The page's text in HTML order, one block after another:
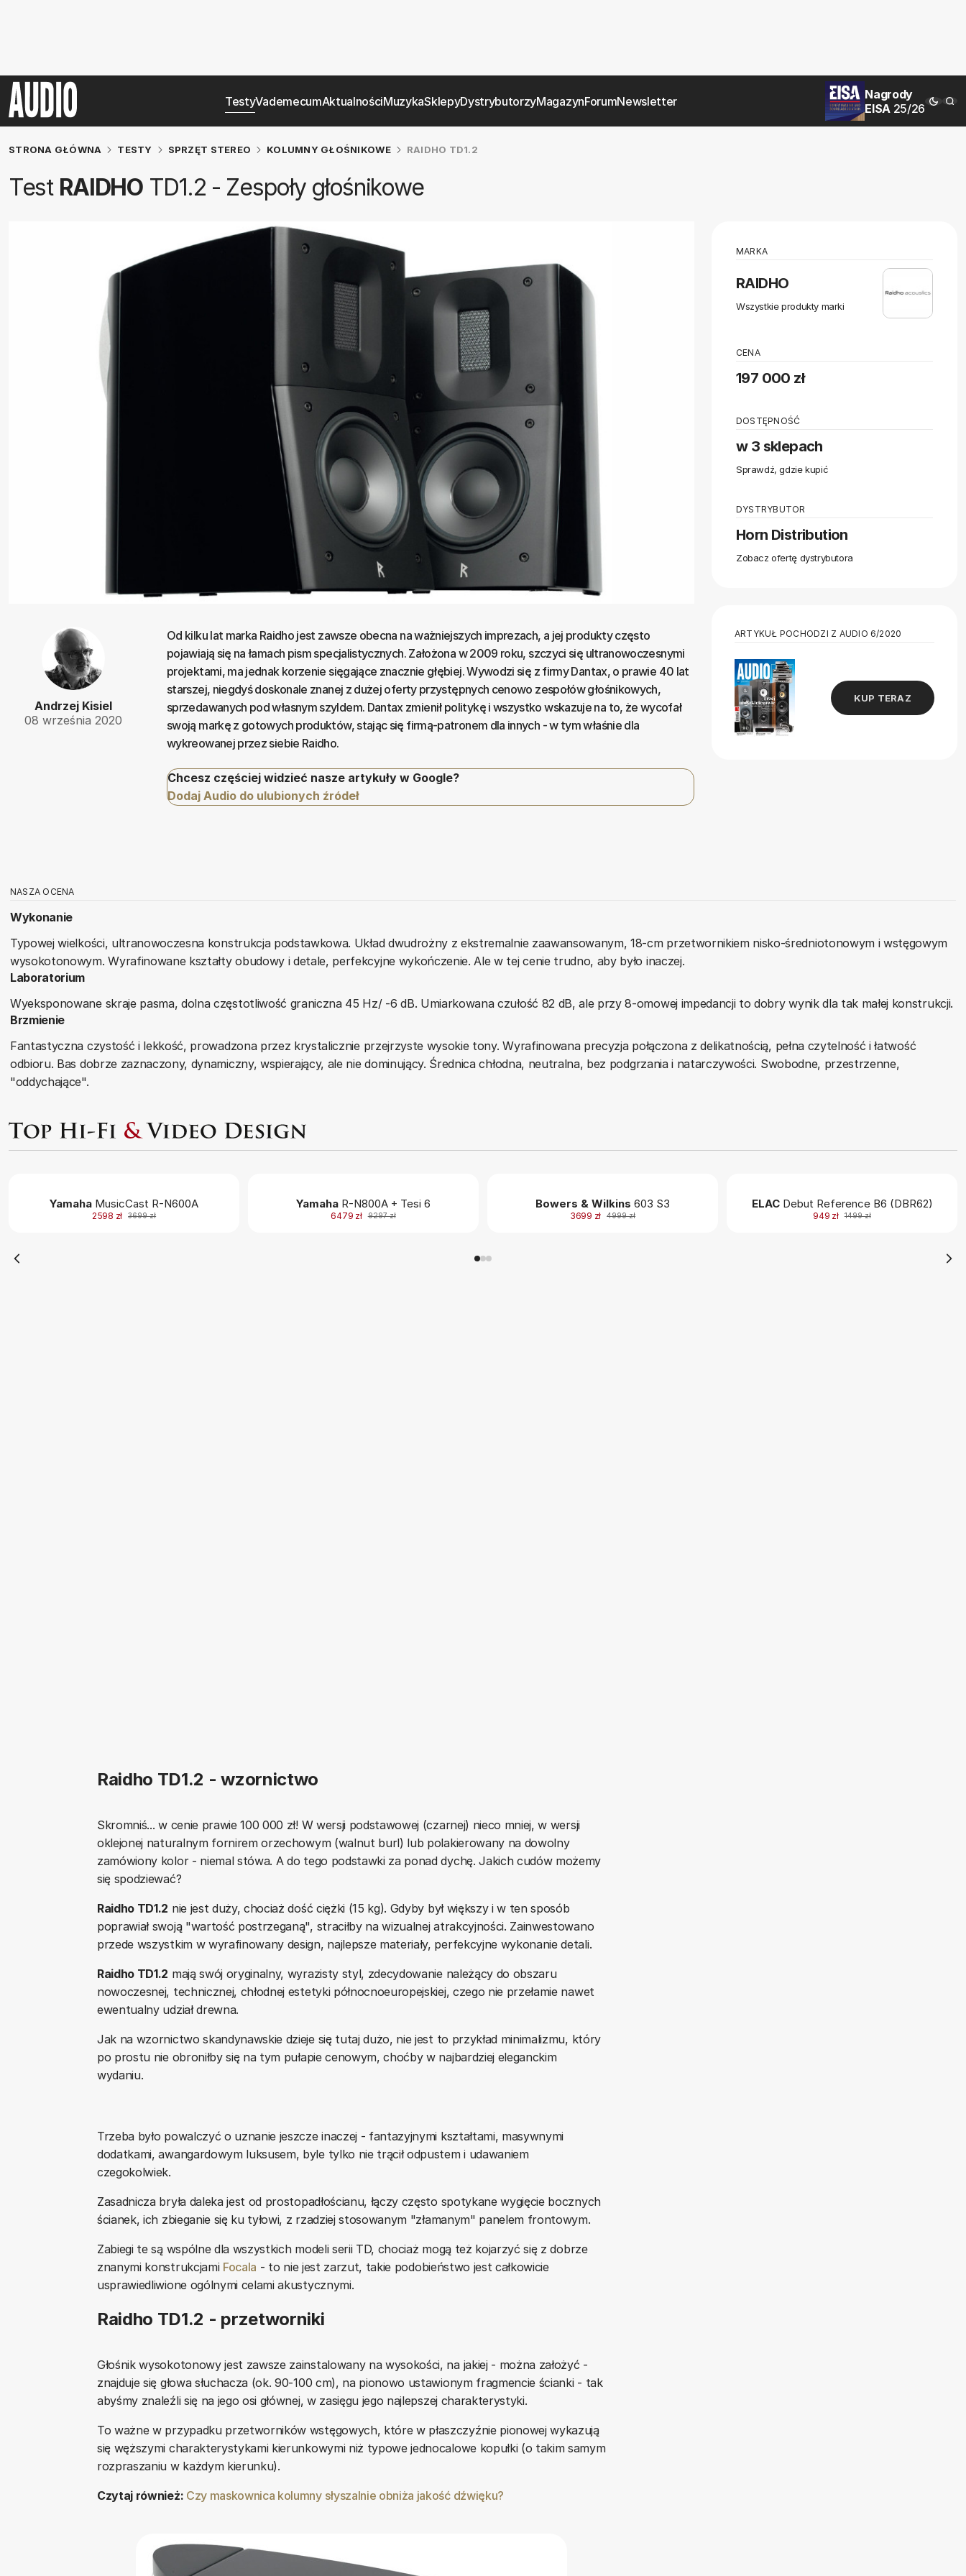
TestyVademecumAktualnościMuzykaSklepyDystrybutorzyMagazynForumNewsletter
Nagrody
EISA 25/26
STRONA GŁÓWNA TESTY SPRZĘT STEREO KOLUMNY GŁOŚNIKOWE RAIDHO TD1.2
Test RAIDHOTD1.2 - Zespoły głośnikowe
Andrzej Kisiel
08 września 2020
Od kilku lat marka Raidho jest zawsze obecna na ważniejszych imprezach, a jej produkty często
pojawiają się na łamach pism specjalistycznych. Założona w 2009 roku, szczyci się ultranowoczesnymi
projektami, ma jednak korzenie sięgające znacznie głębiej. Wywodzi się z firmy Dantax, o prawie 40 lat
starszej, niegdyś doskonale znanej z dużej oferty przystępnych cenowo zespołów głośnikowych,
sprzedawanych pod własnym szyldem. Dantax zmienił politykę i wszystko wskazuje na to, że wycofał
swoją markę z gotowych produktów, stając się firmą-patronem dla innych - w tym właśnie dla
wykreowanej przez siebie Raidho.
Chcesz częściej widzieć nasze artykuły w Google?
Dodaj Audio do ulubionych źródeł
MARKA
RAIDHO
Wszystkie produkty marki
CENA
197 000 zł
DOSTĘPNOŚĆ
w 3 sklepach
Sprawdź, gdzie kupić
DYSTRYBUTOR
Horn Distribution
Zobacz ofertę dystrybutora
ARTYKUŁ POCHODZI Z AUDIO 6/2020
KUP TERAZ
NASZA OCENA
Wykonanie
Typowej wielkości, ultranowoczesna konstrukcja podstawkowa. Układ dwudrożny z ekstremalnie zaawansowanym, 18-cm przetwornikiem nisko-średniotonowym i wstęgowym
wysokotonowym. Wyrafinowane kształty obudowy i detale, perfekcyjne wykończenie. Ale w tej cenie trudno, aby było inaczej.
Laboratorium
Wyeksponowane skraje pasma, dolna częstotliwość graniczna 45 Hz/ -6 dB. Umiarkowana czułość 82 dB, ale przy 8-omowej impedancji to dobry wynik dla tak małej konstrukcji.
Brzmienie
Fantastyczna czystość i lekkość, prowadzona przez krystalicznie przejrzyste wysokie tony. Wyrafinowana precyzja połączona z delikatnością, pełna czytelność i łatwość
odbioru. Bas dobrze zaznaczony, dynamiczny, wspierający, ale nie dominujący. Średnica chłodna, neutralna, bez podgrzania i natarczywości. Swobodne, przestrzenne,
"oddychające".
Yamaha MusicCast R-N600A
2598 zł 3699 zł
Yamaha R-N800A + Tesi 6
6479 zł 9297 zł
Bowers & Wilkins 603 S3
3699 zł 4999 zł
ELACDebut Reference B6 (DBR62)
949 zł 1499 zł
Raidho TD1.2 - wzornictwo
Skromniś... w cenie prawie 100 000 zł! W wersji podstawowej (czarnej) nieco mniej, w wersji
oklejonej naturalnym fornirem orzechowym (walnut burl) lub polakierowany na dowolny
zamówiony kolor - niemal stówa. A do tego podstawki za ponad dychę. Jakich cudów możemy
się spodziewać?
Raidho TD1.2 nie jest duży, chociaż dość ciężki (15 kg). Gdyby był większy i w ten sposób
poprawiał swoją "wartość postrzeganą", straciłby na wizualnej atrakcyjności. Zainwestowano
przede wszystkim w wyrafinowany design, najlepsze materiały, perfekcyjne wykonanie detali.
Raidho TD1.2 mają swój oryginalny, wyrazisty styl, zdecydowanie należący do obszaru
nowoczesnej, technicznej, chłodnej estetyki północnoeuropejskiej, czego nie przełamie nawet
ewentualny udział drewna.
Jak na wzornictwo skandynawskie dzieje się tutaj dużo, nie jest to przykład minimalizmu, który
po prostu nie obroniłby się na tym pułapie cenowym, choćby w najbardziej eleganckim
wydaniu.
Trzeba było powalczyć o uznanie jeszcze inaczej - fantazyjnymi kształtami, masywnymi
dodatkami, awangardowym luksusem, byle tylko nie trącił odpustem i udawaniem
czegokolwiek.
Zasadnicza bryła daleka jest od prostopadłościanu, łączy często spotykane wygięcie bocznych
ścianek, ich zbieganie się ku tyłowi, z rzadziej stosowanym "złamanym" panelem frontowym.
Zabiegi te są wspólne dla wszystkich modeli serii TD, chociaż mogą też kojarzyć się z dobrze
znanymi konstrukcjami Focala - to nie jest zarzut, takie podobieństwo jest całkowicie
usprawiedliwione ogólnymi celami akustycznymi.
Raidho TD1.2 - przetworniki
Głośnik wysokotonowy jest zawsze zainstalowany na wysokości, na jakiej - można założyć -
znajduje się głowa słuchacza (ok. 90-100 cm), na pionowo ustawionym fragmencie ścianki - tak
abyśmy znaleźli się na jego osi głównej, w zasięgu jego najlepszej charakterystyki.
To ważne w przypadku przetworników wstęgowych, które w płaszczyźnie pionowej wykazują
się węższymi charakterystykami kierunkowymi niż typowe jednocalowe kopułki (o takim samym
rozpraszaniu w każdym kierunku).
Czytaj również: Czy maskownica kolumny słyszalnie obniża jakość dźwięku?